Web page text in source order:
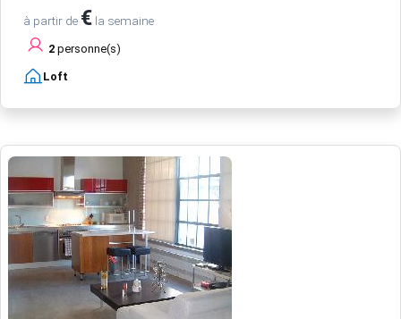
à partir de € la semaine
2 personne(s)
Loft